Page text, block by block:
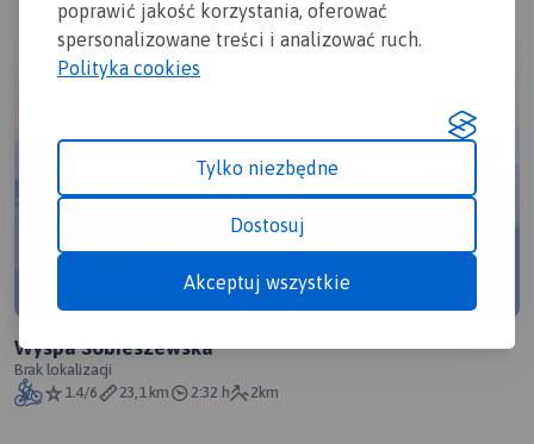
poprawić jakość korzystania, oferować
spersonalizowane treści i analizować ruch.
Polityka cookies
Tylko niezbędne
Dostosuj
Akceptuj wszystkie
Wyspa Sobieszewska
Brak lokalizacji
1.4/6
23,1 km 2:32 h 2km